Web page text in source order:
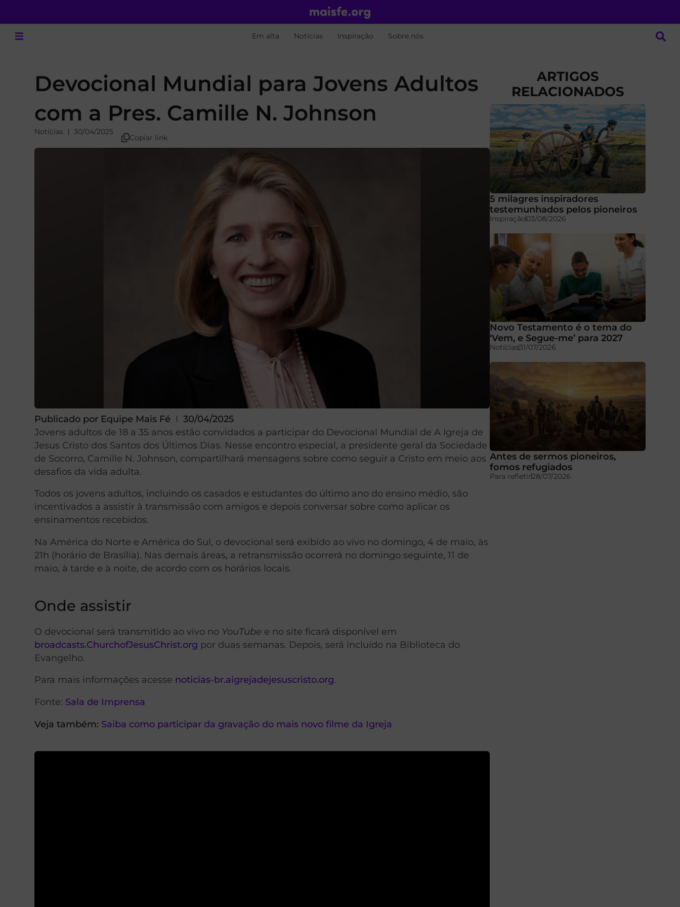
Em alta Notícias Inspiração Sobre nós
Devocional Mundial para Jovens Adultos
com a Pres. Camille N. Johnson
Notícias 30/04/2025
Copiar link
Publicado por Equipe Mais Fé
30/04/2025
Jovens adultos de 18 a 35 anos estão convidados a participar do Devocional Mundial de A Igreja de
Jesus Cristo dos Santos dos Últimos Dias. Nesse encontro especial, a presidente geral da Sociedade
de Socorro, Camille N. Johnson, compartilhará mensagens sobre como seguir a Cristo em meio aos
desafios da vida adulta.
Todos os jovens adultos, incluindo os casados e estudantes do último ano do ensino médio, são
incentivados a assistir à transmissão com amigos e depois conversar sobre como aplicar os
ensinamentos recebidos.
Na América do Norte e América do Sul, o devocional será exibido ao vivo no domingo, 4 de maio, às
21h (horário de Brasília). Nas demais áreas, a retransmissão ocorrerá no domingo seguinte, 11 de
maio, à tarde e à noite, de acordo com os horários locais.
Onde assistir
O devocional será transmitido ao vivo no YouTube e no site ficará disponível em
broadcasts.ChurchofJesusChrist.org por duas semanas. Depois, será incluído na Biblioteca do
Evangelho.
Para mais informações acesse noticias-br.aigrejadejesuscristo.org.
Fonte: Sala de Imprensa
Veja também: Saiba como participar da gravação do mais novo filme da Igreja
ARTIGOS
RELACIONADOS
5 milagres inspiradores
testemunhados pelos pioneiros
Inspiração03/08/2026
Novo Testamento é o tema do
‘Vem, e Segue-me’ para 2027
Notícias31/07/2026
Antes de sermos pioneiros,
fomos refugiados
Para refletir28/07/2026